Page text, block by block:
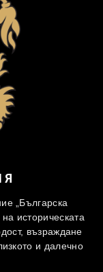
„Българска
историческата
възраждане
и далечно